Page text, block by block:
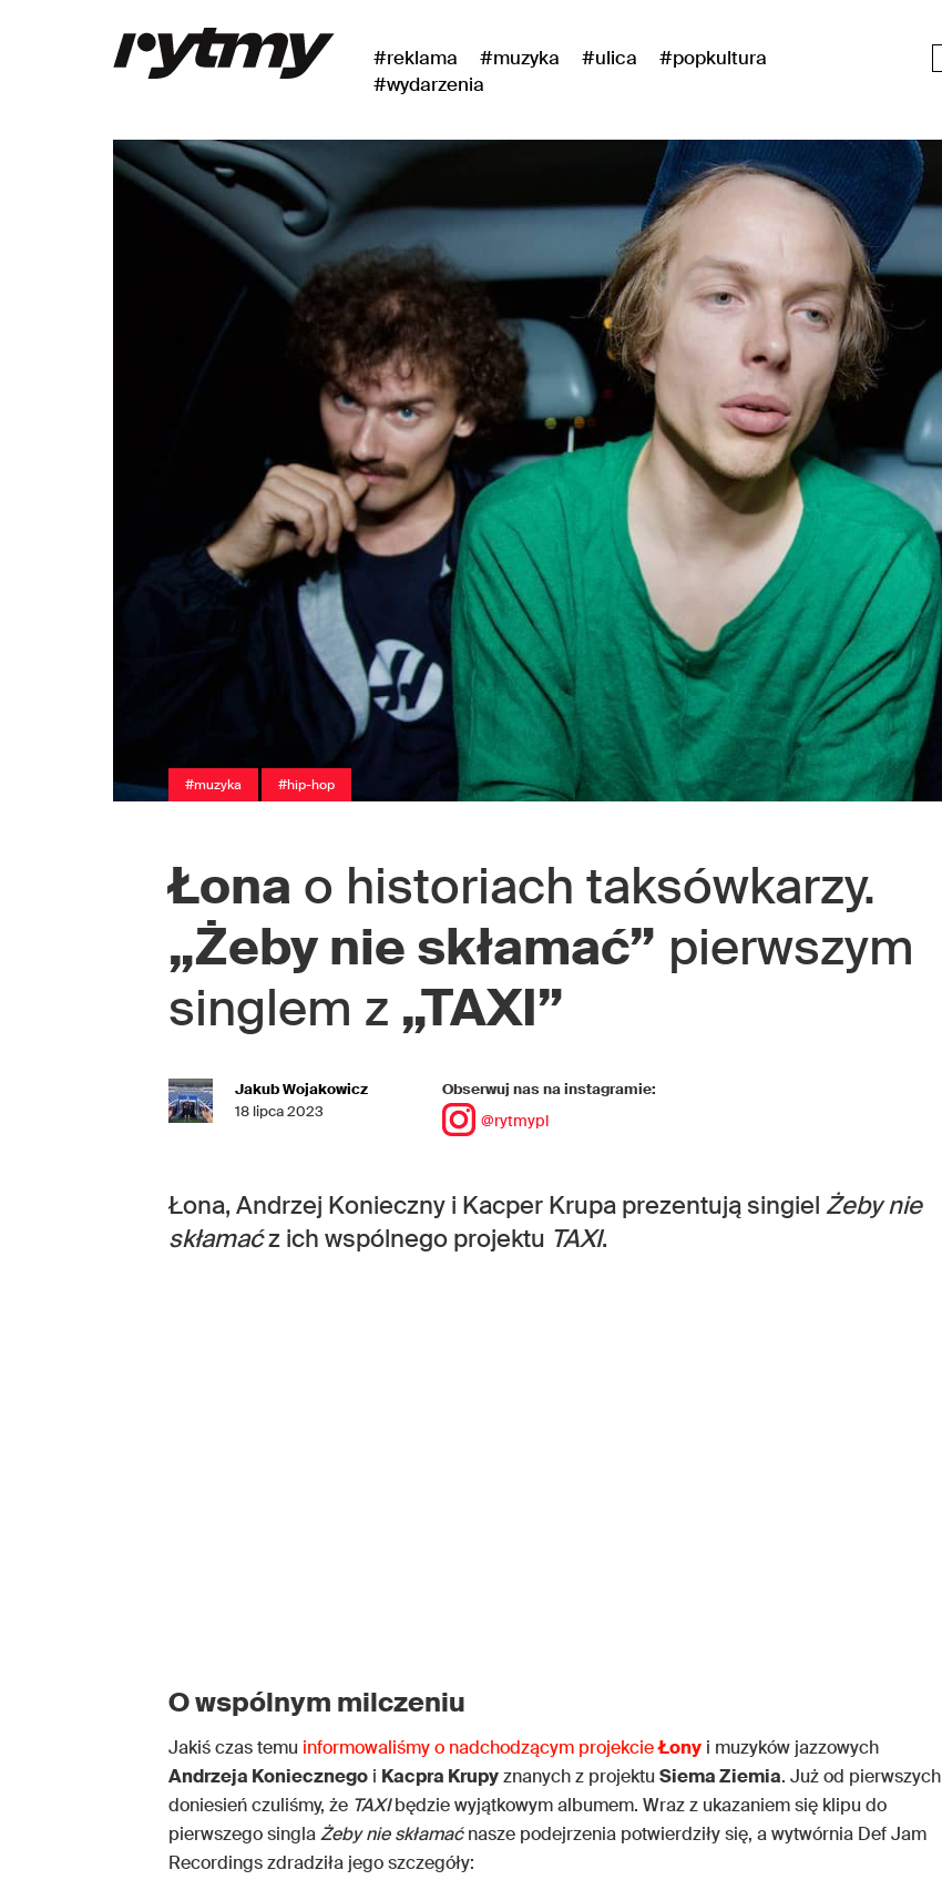
#reklama #muzyka #ulica
#popkultura
#wydarzenia
#muzyka #hip-hop
Łona o historiach taksówkarzy.
„Żeby nie skłamać” pierwszym
singlem z „TAXI”
Jakub Wojakowicz
18 lipca 2023
Obserwuj nas na instagramie:
@rytmypl
Łona, Andrzej Konieczny i Kacper Krupa prezentują singiel Żeby nie
skłamaćz ich wspólnego projektu TAXI.
O wspólnym milczeniu
Jakiś czas temu informowaliśmy o nadchodzącym projekcieŁony i muzyków jazzowych
Andrzeja Koniecznego i Kacpra Krupyznanych z projektu Siema Ziemia. Już od pierwszych
doniesień czuliśmy, że TAXIbędzie wyjątkowym albumem. Wraz z ukazaniem się klipu do
pierwszego singlaŻeby nie skłamaćnasze podejrzenia potwierdziły się, a wytwórnia Def Jam
Recordings zdradziła jego szczegóły: